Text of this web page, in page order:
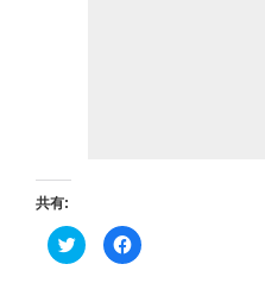
共有:
ク
リ
F
a